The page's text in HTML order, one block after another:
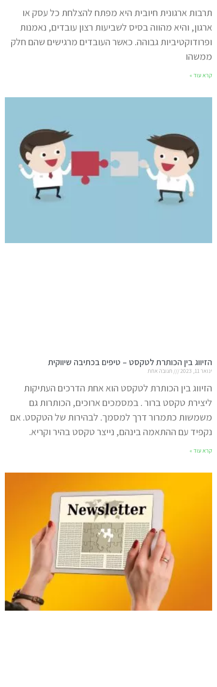
תרבות ארגונית חיובית היא מפתח להצלחת כל עסק או
ארגון, והיא מהווה בסיס לשביעות רצון עובדים, נאמנות
ופרודוקטיביות גבוהה. כאשר העובדים מרגישים שהם חלק
ממשהו
קרא עוד »
הזיווג בין הכותרת לטקסט – טיפים בכתיבה שיווקית
ינואר 11, 2023 תגובה אחת
הזיווג בין הכותרת לטקסט הוא אחת הדרכים העתיקות
ליצירת טקסט ברור . במסמכים ארוכים, הכותרות גם
משמשות כתמרור דרך למסמך. לבהירות של הטקסט. אם
נקפיד עם ההתאמה בינהם, נייצר טקסט בהיר וקריא.
קרא עוד »